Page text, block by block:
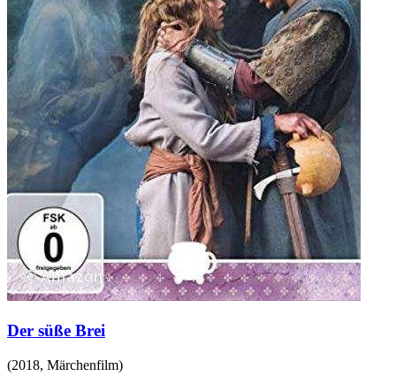
Der süße Brei
(2018, Märchenfilm)